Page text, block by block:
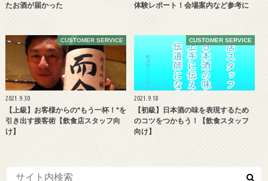
たお酒が届かった
体験レポート！会場案内など参考に
CUSTOMER SERVICE
2021.9.30
【上級】お客様からの"もう一杯！"を
引き出す接客術【飲食店スタッフ向
け】
CUSTOMER SERVICE
2021.9.18
【初級】日本酒の味を表現するため
のコツをつかもう！【飲食スタッフ
向け】